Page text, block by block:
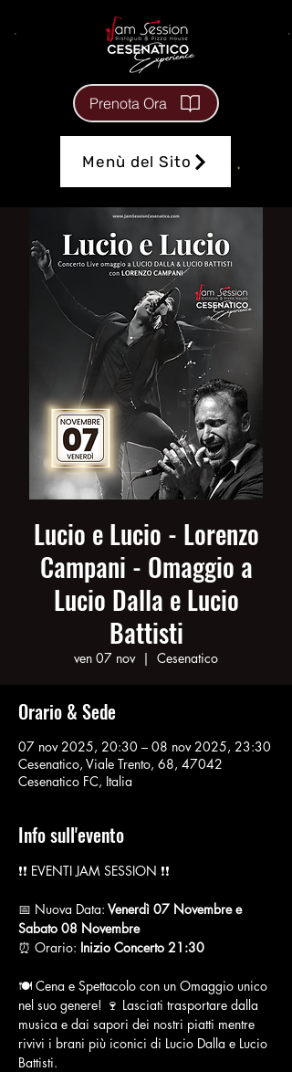
Menù del Sito
Prenota Ora
Lucio e Lucio - Lorenzo
Campani - Omaggio a
Lucio Dalla e Lucio
Battisti
ven 07 nov
  |
Cesenatico
Orario & Sede
07 nov 2025, 20:30 – 08 nov 2025, 23:30
Cesenatico, Viale Trento, 68, 47042
Cesenatico FC, Italia
Info sull'evento
❗️❗️ EVENTI JAM SESSION ❗️❗️
📅 Nuova Data: Venerdì 07 Novembre e
Sabato 08 Novembre
⏰ Orario: Inizio Concerto 21:30
🍽️ Cena e Spettacolo con un Omaggio unico
nel suo genere! 🍷 Lasciati trasportare dalla
musica e dai sapori dei nostri piatti mentre
rivivi i brani più iconici di Lucio Dalla e Lucio
Battisti.